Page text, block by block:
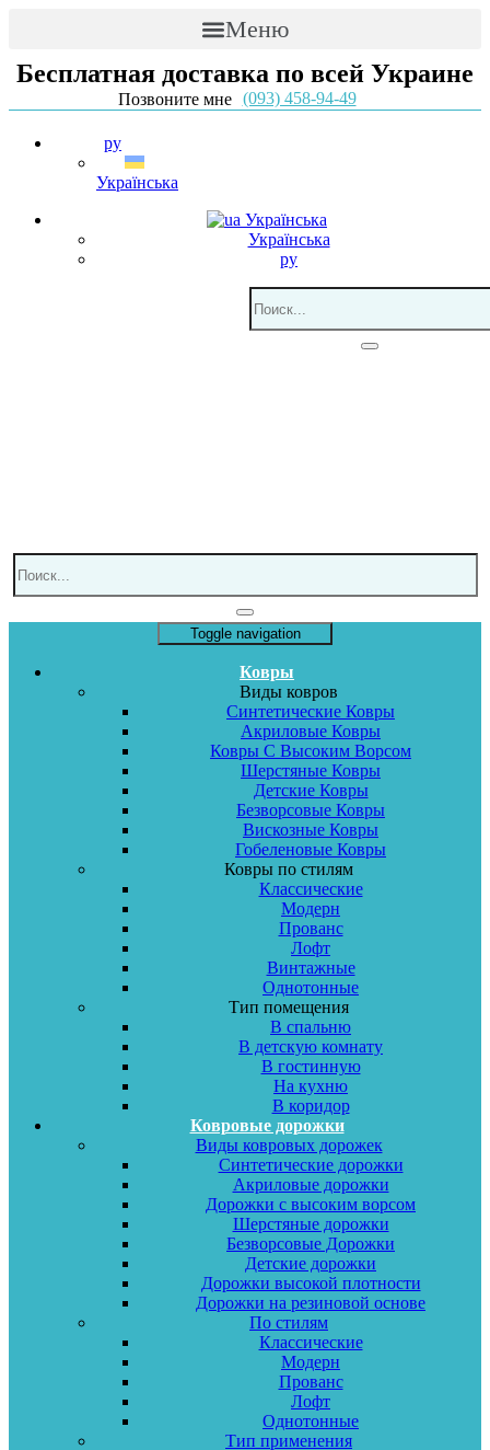
Меню
Бесплатная доставка по всей Украине
Позвоните мне (093) 458-94-49
ру
Українська
Українська
Українська
ру
Toggle navigation
Ковры
Виды ковров
Синтетические Ковры
Акриловые Ковры
Ковры С Высоким Ворсом
Шерстяные Ковры
Детские Ковры
Безворсовые Ковры
Вискозные Ковры
Гобеленовые Ковры
Ковры по стилям
Классические
Модерн
Прованс
Лофт
Винтажные
Однотонные
Тип помещения
В спальню
В детскую комнату
В гостинную
На кухню
В коридор
Ковровые дорожки
Виды ковровых дорожек
Синтетические дорожки
Акриловые дорожки
Дорожки с высоким ворсом
Шерстяные дорожки
Безворсовые Дорожки
Детские дорожки
Дорожки высокой плотности
Дорожки на резиновой основе
По стилям
Классические
Модерн
Прованс
Лофт
Однотонные
Тип применения